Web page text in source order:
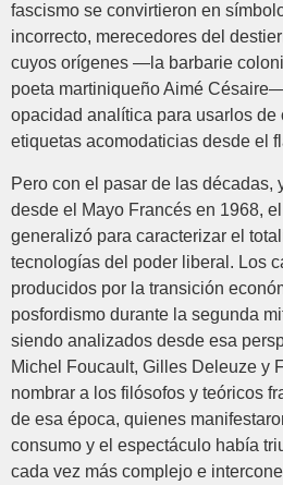
fascismo se convirtieron en
incorrecto, merecedores del
cuyos orígenes —la barbarie
poeta martiniqueño Aimé
opacidad analítica para usarlos de
etiquetas acomodaticias desde el
Pero con el pasar de las décadas,
desde el Mayo Francés en 1968,
generalizó para caracterizar el
tecnologías del poder liberal. Los
producidos por la transición
posfordismo durante la segunda
siendo analizados desde esa
Michel Foucault, Gilles Deleuze y
nombrar a los filósofos y teóricos
de esa época, quienes
consumo y el espectáculo había
cada vez más complejo e